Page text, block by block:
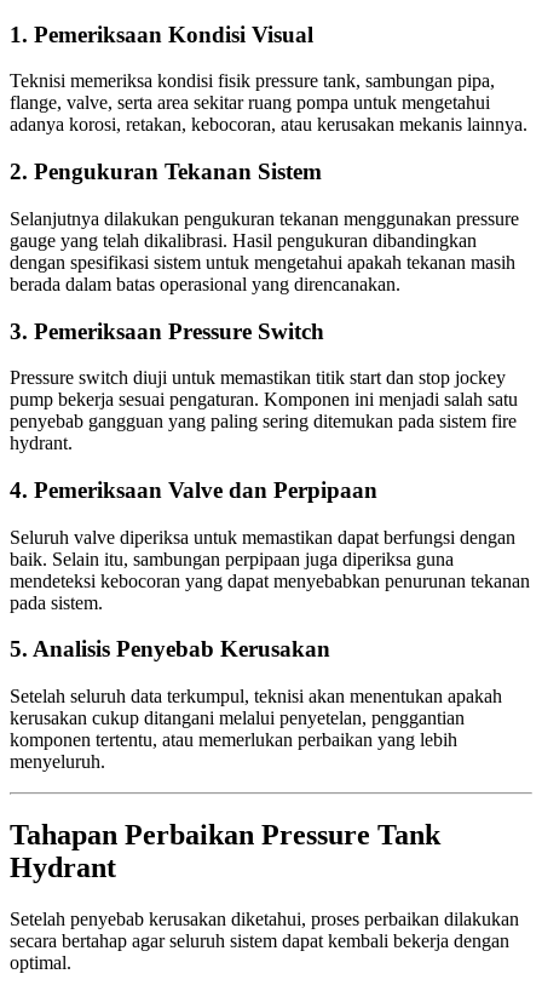
1. Pemeriksaan Kondisi Visual
Teknisi memeriksa kondisi fisik pressure tank, sambungan pipa,
flange, valve, serta area sekitar ruang pompa untuk mengetahui
adanya korosi, retakan, kebocoran, atau kerusakan mekanis lainnya.
2. Pengukuran Tekanan Sistem
Selanjutnya dilakukan pengukuran tekanan menggunakan pressure
gauge yang telah dikalibrasi. Hasil pengukuran dibandingkan
dengan spesifikasi sistem untuk mengetahui apakah tekanan masih
berada dalam batas operasional yang direncanakan.
3. Pemeriksaan Pressure Switch
Pressure switch diuji untuk memastikan titik start dan stop jockey
pump bekerja sesuai pengaturan. Komponen ini menjadi salah satu
penyebab gangguan yang paling sering ditemukan pada sistem fire
hydrant.
4. Pemeriksaan Valve dan Perpipaan
Seluruh valve diperiksa untuk memastikan dapat berfungsi dengan
baik. Selain itu, sambungan perpipaan juga diperiksa guna
mendeteksi kebocoran yang dapat menyebabkan penurunan tekanan
pada sistem.
5. Analisis Penyebab Kerusakan
Setelah seluruh data terkumpul, teknisi akan menentukan apakah
kerusakan cukup ditangani melalui penyetelan, penggantian
komponen tertentu, atau memerlukan perbaikan yang lebih
menyeluruh.
Tahapan Perbaikan Pressure Tank
Hydrant
Setelah penyebab kerusakan diketahui, proses perbaikan dilakukan
secara bertahap agar seluruh sistem dapat kembali bekerja dengan
optimal.